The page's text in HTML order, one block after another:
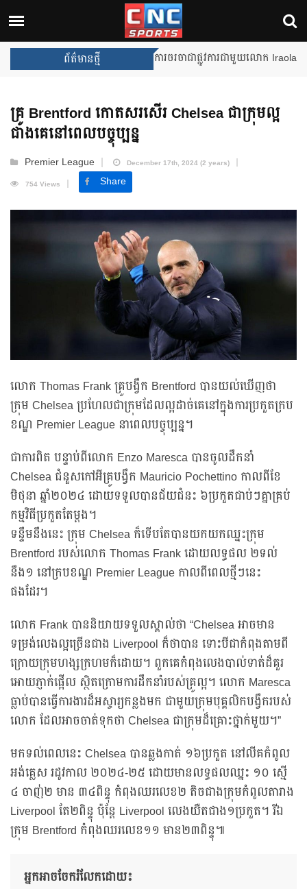
ព័ត៌មានថ្មី Unai Emery សន្យាថានឹងឈ្នះពាន
គ្រូ Brentford កោតសរសើរ Chelsea ជាក្រុមល្អ
ជាងគេនៅពេលបច្ចុប្បន្ន
Premier League
December 17th, 2024 (2 years)
754 Views
Share
លោក Thomas Frank គ្រូបង្វឹក Brentford បានយល់ឃើញថា
ក្រុម Chelsea ប្រហែលជាក្រុមដែលល្អដាច់គេនៅក្នុងការប្រកួតក្រប
ខណ្ឌ Premier League នាពេលបច្ចុប្បន្ន។
ជាការពិត បន្ទាប់ពីលោក Enzo Maresca បានចូលដឹកនាំ
Chelsea ជំនួសកៅអីគ្រូបង្វឹក Mauricio Pochettino កាលពីខែ
មិថុនា ឆ្នាំ២០២៤ ដោយទទួលបានជ័យជំនះ ៦ប្រកួតជាប់ៗគ្នាគ្រប់
កម្មវិធីប្រកួតតែម្តង។
ទន្ទឹមនឹងនេះ ក្រុម Chelsea ក៏ទើបតែបានយកយកឈ្នះក្រុម
Brentford របស់លោក Thomas Frank ដោយលទ្ធផល ២ទល់
នឹង១ នៅក្របខណ្ឌ Premier League កាលពីពេលថ្មីៗនេះ
ផងដែរ។
លោក Frank បាននិយាយទទួលស្គាល់ថា “Chelsea អាចមាន
ទម្រង់លេងល្អច្រើនជាង Liverpool ក៏ថាបាន ទោះបីជាកំពុងតាមពី
ក្រោយក្រុមហង្សក្រហមក៏ដោយ។ ពួកគេកំពុងលេងបាល់ទាត់ដ៏គួរ
អោយភ្ញាក់ផ្អើល ស្ថិតក្រោមការដឹកនាំរបស់គ្រូល្អ។ លោក Maresca
ធ្លាប់បានធ្វើការងារដ៏អស្ចារ្យកន្លងមក ជាមួយក្រុមបុគ្គលិកបង្វឹករបស់
លោក ដែលអាចចាត់ទុកថា Chelsea ជាក្រុមដ៏គ្រោះថ្នាក់មួយ។”
មកទល់ពេលនេះ Chelsea បានឆ្លងកាត់ ១៦ប្រកួត នៅលីគកំពូល
អង់គ្លេស រដូវកាល ២០២៤-២៥ ដោយមានលទ្ធផលឈ្នះ ១០ ស្មើ
៤ ចាញ់២ មាន ៣៤ពិន្ទុ កំពុងឈរលេខ២ តិចជាងក្រុមកំពូលតារាង
Liverpool តែ២ពិន្ទុ ប៉ុន្តែ Liverpool លេងយឺតជាង១ប្រកួត។ រីឯ
ក្រុម Brentford កំពុងឈរលេខ១១ មាន២៣ពិន្ទុ៕
អ្នកអាចចែករំលែកដោយ៖